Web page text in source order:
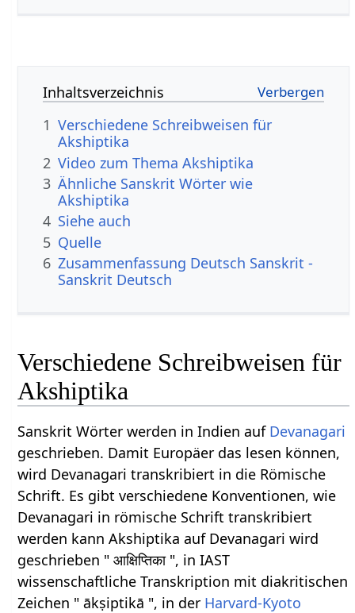
Inhaltsverzeichnis
1 Verschiedene Schreibweisen für
Akshiptika
2 Video zum Thema Akshiptika
3 Ähnliche Sanskrit Wörter wie
Akshiptika
4 Siehe auch
5 Quelle
6 Zusammenfassung Deutsch Sanskrit -
Sanskrit Deutsch
Verschiedene Schreibweisen für
Akshiptika
Sanskrit Wörter werden in Indien auf Devanagari
geschrieben. Damit Europäer das lesen können,
wird Devanagari transkribiert in die Römische
Schrift. Es gibt verschiedene Konventionen, wie
Devanagari in römische Schrift transkribiert
werden kann Akshiptika auf Devanagari wird
geschrieben " आक्षिप्तिका ", in IAST
wissenschaftliche Transkription mit diakritischen
Zeichen " ākṣiptikā ", in der Harvard-Kyoto